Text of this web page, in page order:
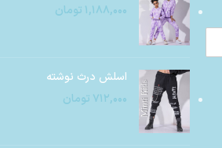
۱,۱۸۸,۰۰۰ تومان
اسلش درث نوشته
۷۱۲,۰۰۰ تومان